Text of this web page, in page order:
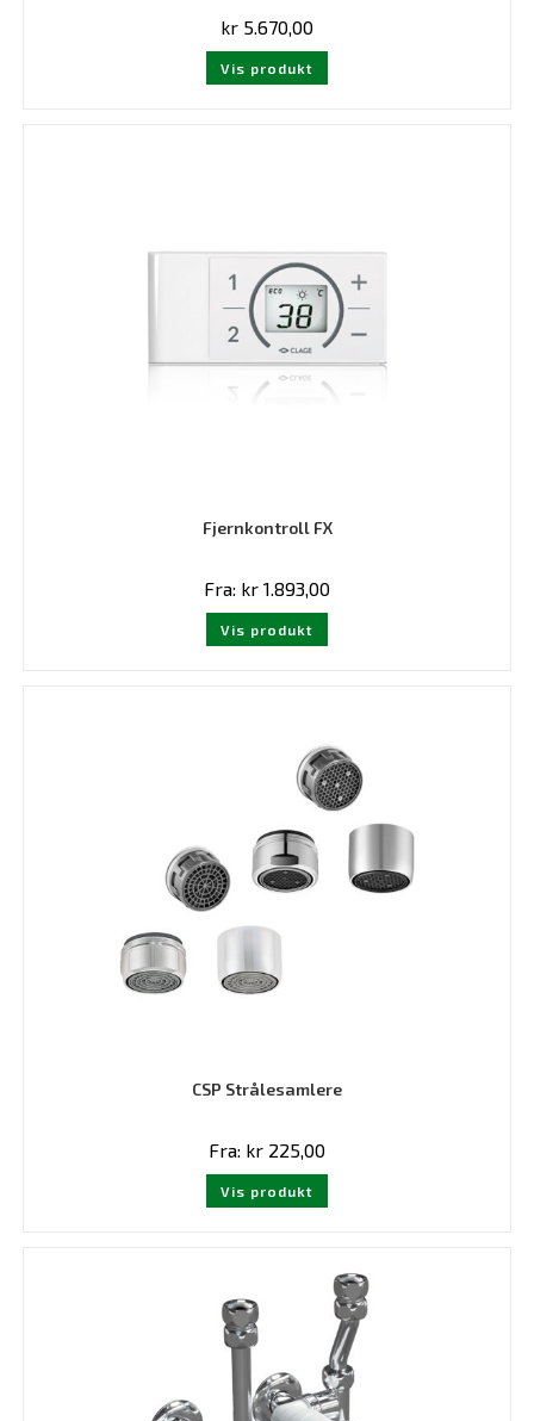
kr 5.670,00
Vis produkt
Fjernkontroll FX
Fra: kr 1.893,00
Vis produkt
Dette
har
på
produktsiden
CSP Strålesamlere
Fra: kr 225,00
Vis produkt
Dette
har
kan
velges
på
produktsiden